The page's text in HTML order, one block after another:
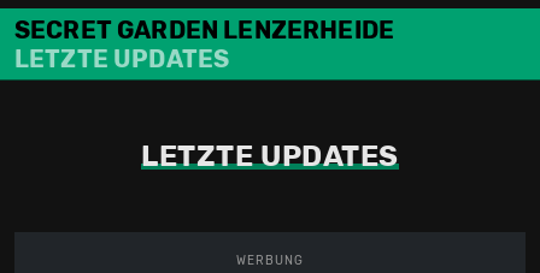
SECRET GARDEN LENZERHEIDE
LETZTE UPDATES
LETZTE UPDATES
WERBUNG